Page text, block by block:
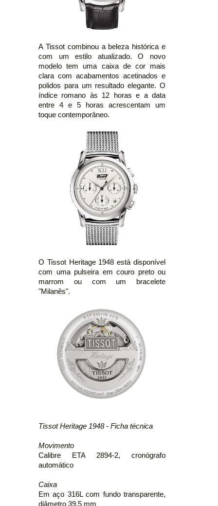
A Tissot combinou a beleza histórica e
com um estilo atualizado. O novo
modelo tem uma caixa de cor mais
clara com acabamentos acetinados e
polidos para um resultado elegante. O
índice romano às 12 horas e a data
entre 4 e 5 horas acrescentam um
toque contemporâneo.
O Tissot Heritage 1948 está disponível
com uma pulseira em couro preto ou
marrom ou com um bracelete
"Milanês".
Tissot Heritage 1948 - Ficha técnica
Movimento
Calibre ETA 2894-2, cronógrafo
automático
Caixa
Em aço 316L com fundo transparente,
diâmetro 39,5 mm